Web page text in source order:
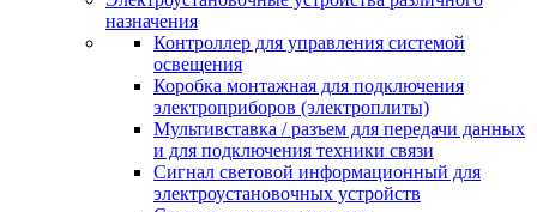
назначения
Контроллер для управления системой
освещения
Коробка монтажная для подключения
электроприборов (электроплиты)
Мультивставка / разъем для передачи данных
и для подключения техники связи
Сигнал световой информационный для
электроустановочных устройств